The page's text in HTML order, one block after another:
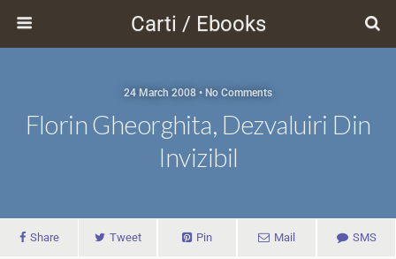
Carti / Ebooks
24 March 2008 • No Comments
Florin Gheorghita, Dezvaluiri Din
Invizibil
Share Tweet Pin Mail SMS